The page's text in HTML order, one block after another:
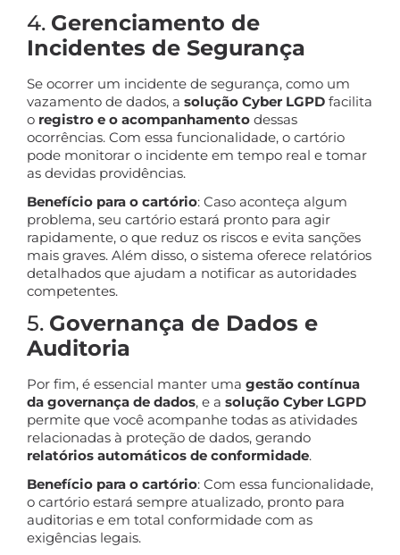
4. Gerenciamento de
Incidentes de Segurança
Se ocorrer um incidente de segurança, como um
vazamento de dados, a solução Cyber LGPD facilita
o registro e o acompanhamento dessas
ocorrências. Com essa funcionalidade, o cartório
pode monitorar o incidente em tempo real e tomar
as devidas providências.
Benefício para o cartório: Caso aconteça algum
problema, seu cartório estará pronto para agir
rapidamente, o que reduz os riscos e evita sanções
mais graves. Além disso, o sistema oferece relatórios
detalhados que ajudam a notificar as autoridades
competentes.
5. Governança de Dados e
Auditoria
Por fim, é essencial manter uma gestão contínua
da governança de dados, e a solução Cyber LGPD
permite que você acompanhe todas as atividades
relacionadas à proteção de dados, gerando
relatórios automáticos de conformidade.
Benefício para o cartório: Com essa funcionalidade,
o cartório estará sempre atualizado, pronto para
auditorias e em total conformidade com as
exigências legais.